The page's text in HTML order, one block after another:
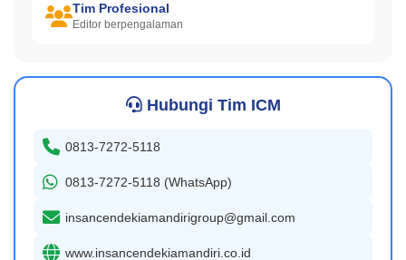
Tim Profesional
Editor berpengalaman
Hubungi Tim ICM
0813-7272-5118
0813-7272-5118 (WhatsApp)
insancendekiamandirigroup@gmail.com
www.insancendekiamandiri.co.id